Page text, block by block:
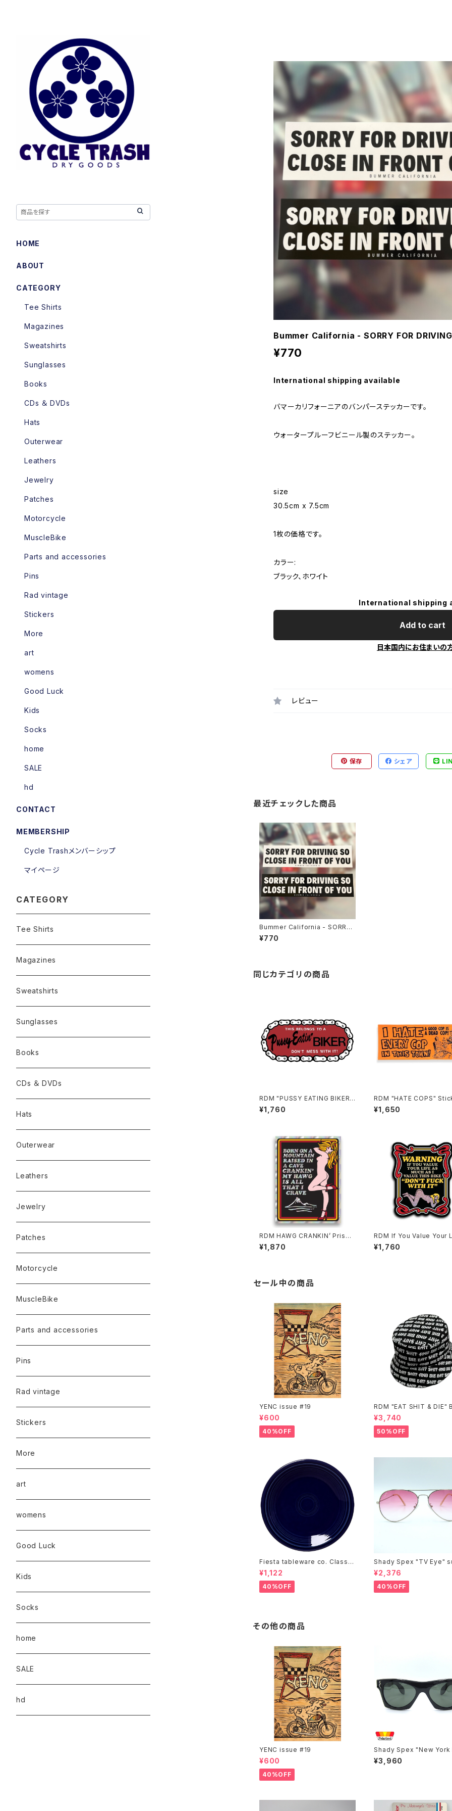
Bummer California - SORRY FOR
¥770
International shipping available
バマーカリフォーニアのバンパーステッカーです。
ウォータープルーフビニール製のステッカー。
size
30.5cm x 7.5cm
1枚の価格です。
カラー:
ブラック、ホワイト
International shipping
Add to cart
日本国内にお住まいの
レビュー
保存 シェア
最近チェックした商品
Bummer California - SORRY
FOR DRIVING BUMPER STICK
ER
¥770
同じカテゴリの商品
RDM "PUSSY EATING BIKER"
Reflective Sticker
¥1,760
RDM "HATE COPS"
¥1,650
RDM HAWG CRANKIN’ Prism
Sticker, 3.5"
¥1,870
RDM If You Value Your
litter
¥1,760
セール中の商品
YENC issue #19
¥600
40%OFF
RDM "EAT SHIT & DIE"
t Hat
¥3,740
50%OFF
Fiesta tableware co. Classic
Rim 7-1/4 Inch Salad Plate
¥1,122
40%OFF
Shady Spex "TV Eye"
sses, Silver w/Rose
t lenses
¥2,376
40%OFF
その他の商品
YENC issue #19
¥600
40%OFF
Shady Spex "New York
Train-The classic"
es, Black/Polarized G15
¥3,960
HOME
ABOUT
CATEGORY
Tee Shirts
Magazines
Sweatshirts
Sunglasses
Books
CDs ＆ DVDs
Hats
Outerwear
Leathers
Jewelry
Patches
Motorcycle
MuscleBike
Parts and accessories
Pins
Rad vintage
Stickers
More
art
womens
Good Luck
Kids
Socks
home
SALE
hd
CONTACT
MEMBERSHIP
Cycle Trashメンバーシップ
マイページ
CATEGORY
Tee Shirts
Magazines
Sweatshirts
Sunglasses
Books
CDs ＆ DVDs
Hats
Outerwear
Leathers
Jewelry
Patches
Motorcycle
MuscleBike
Parts and accessories
Pins
Rad vintage
Stickers
More
art
womens
Good Luck
Kids
Socks
home
SALE
hd